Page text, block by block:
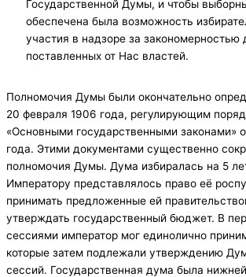
Государственной Думы, и чтобы
обеспечена была возможность
участия в надзоре за закономерностью
поставленных от Нас властей.
Полномочия Думы были окончательно
20 февраля 1906 года, регулирующим
«Основными государственными законами»
года. Этими документами существенно
полномочия Думы. Дума избиралась на 5
Императору представлялось право её
принимать предложенные ей
утверждать государственный бюджет. В
сессиями император мог единолично
которые затем подлежали утверждению
сессий. Государственная дума была